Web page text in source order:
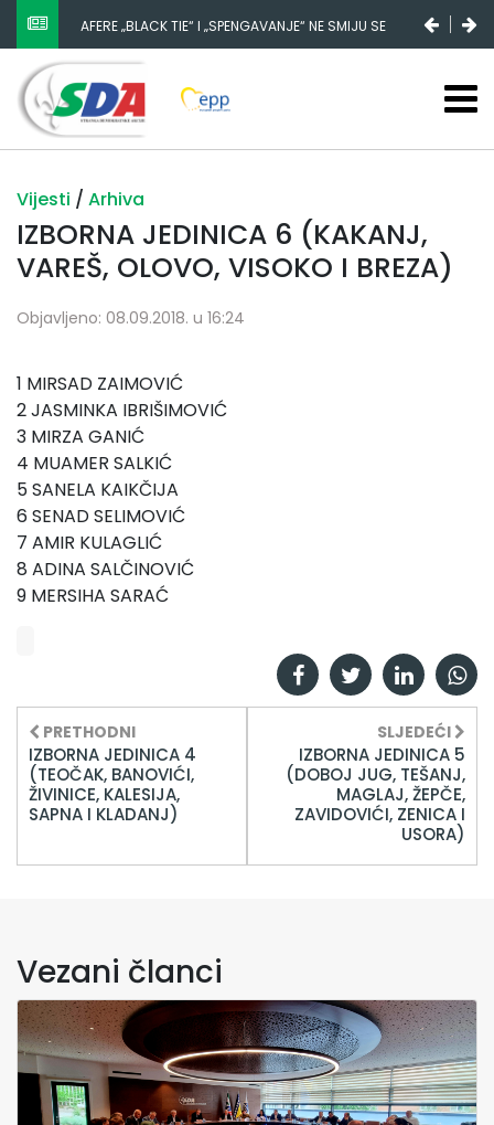
AFERE „BLACK TIE“ I „SPENGAVANJE“ NE SMIJU SE
ZATAŠKATI
Vijesti / Arhiva
IZBORNA JEDINICA 6 (KAKANJ,
VAREŠ, OLOVO, VISOKO I BREZA)
Objavljeno: 08.09.2018. u 16:24
1 MIRSAD ZAIMOVIĆ
2 JASMINKA IBRIŠIMOVIĆ
3 MIRZA GANIĆ
4 MUAMER SALKIĆ
5 SANELA KAIKČIJA
6 SENAD SELIMOVIĆ
7 AMIR KULAGLIĆ
8 ADINA SALČINOVIĆ
9 MERSIHA SARAĆ
PRETHODNI
IZBORNA JEDINICA 4
(TEOČAK, BANOVIĆI,
ŽIVINICE, KALESIJA,
SAPNA I KLADANJ)
SLJEDEĆI
IZBORNA JEDINICA 5
(DOBOJ JUG, TEŠANJ,
MAGLAJ, ŽEPČE,
ZAVIDOVIĆI, ZENICA I
USORA)
Vezani članci